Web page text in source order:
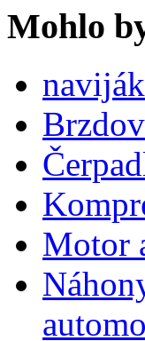
Mohlo
naviják
Motor